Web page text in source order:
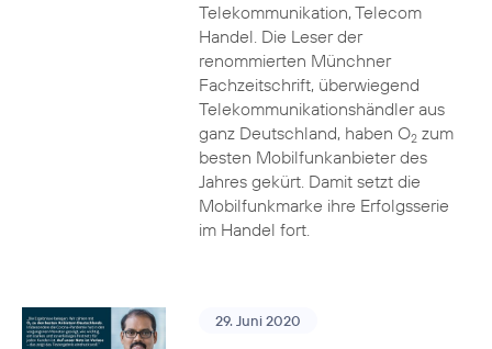
Telekommunikation, Telecom
Handel. Die Leser der
renommierten Münchner
Fachzeitschrift, überwiegend
Telekommunikationshändler aus
ganz Deutschland, haben O2zum
besten Mobilfunkanbieter des
Jahres gekürt. Damit setzt die
Mobilfunkmarke ihre Erfolgsserie
im Handel fort.
29. Juni 2020